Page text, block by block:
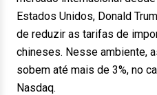
Estados Unidos, Donald
de reduzir as tarifas de
chineses. Nesse ambiente,
sobem até mais de 3%, no
Nasdaq.